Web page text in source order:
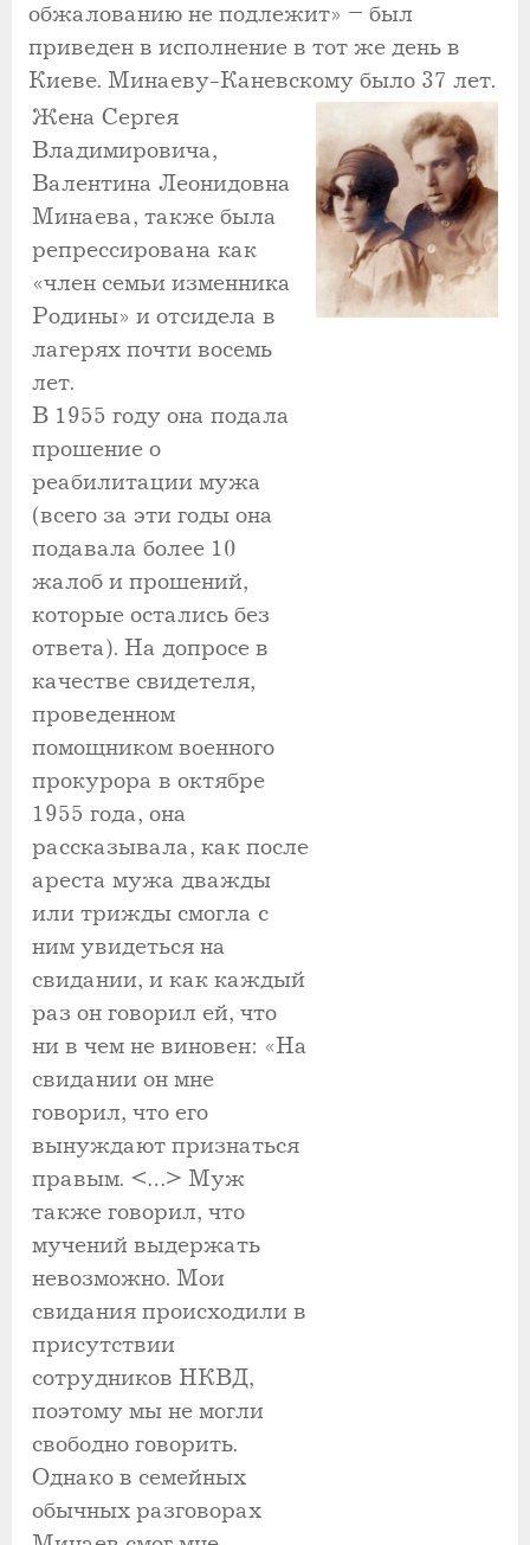
обжалованию не подлежит» – был
приведен в исполнение в тот же день в
Киеве. Минаеву-Каневскому было 37 лет.
Жена Сергея
Владимировича,
Валентина Леонидовна
Минаева, также была
репрессирована как
«член семьи изменника
Родины» и отсидела в
лагерях почти восемь
лет.
В 1955 году она подала
прошение о
реабилитации мужа
(всего за эти годы она
подавала более 10
жалоб и прошений,
которые остались без
ответа). На допросе в
качестве свидетеля,
проведенном
помощником военного
прокурора в октябре
1955 года, она
рассказывала, как после
ареста мужа дважды
или трижды смогла с
ним увидеться на
свидании, и как каждый
раз он говорил ей, что
ни в чем не виновен: «На
свидании он мне
говорил, что его
вынуждают признаться
правым. <…> Муж
также говорил, что
мучений выдержать
невозможно. Мои
свидания происходили в
присутствии
сотрудников НКВД,
поэтому мы не могли
свободно говорить.
Однако в семейных
обычных разговорах